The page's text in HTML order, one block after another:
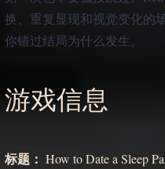
换、重复显现和视觉变化的
你错过结局为什么发生。
游戏信息
标题： How to Date a Sleep